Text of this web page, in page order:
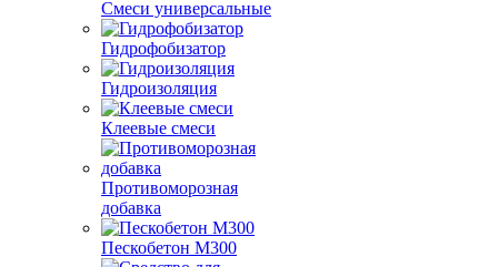
Смеси универсальные
Гидрофобизатор
Гидроизоляция
Клеевые смеси
Противоморозная
добавка
Пескобетон М300